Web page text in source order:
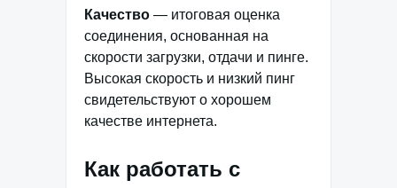
Качество — итоговая оценка
соединения, основанная на
скорости загрузки, отдачи и пинге.
Высокая скорость и низкий пинг
свидетельствуют о хорошем
качестве интернета.
Как работать с